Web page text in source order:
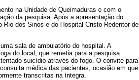
na Unidade de Queimaduras e com o
da pesquisa. Após a apresentação do
dos Sinos e do Hospital Cristo Redentor de
sala de ambulatório do hospital. A
do local, que remetia para a pesquisa
suicídio através do fogo. O convite para
médica das pacientes, ocasião em que
transcritas na íntegra.